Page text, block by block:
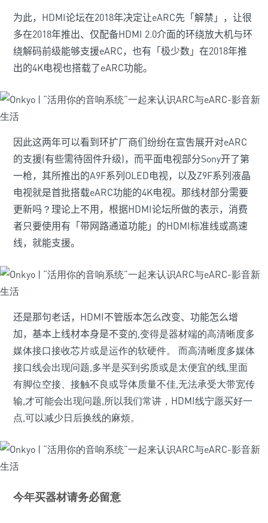
为此， HDMI论坛在2018年决定让eARC先「解禁」，让很
多在2018年推出、仅配备HDMI 2.0介面的环绕放大机与环
绕解码前级能够支援eARC，也有「极少数」在2018年推
出的4K电视也搭载了eARC功能。
因此这两年可以看到环扩厂商们纷纷在宣吿展开对eARC
的支援(有些需待固件升级)，而平面电视部分Sony开了第
一枪，其所推出的A9F系列 OLED电视，以及Z9F系列液晶
电视就是首批搭载eARC功能的4K电视。 那线材部分需要
更新吗 ？ 理论上不用，根据HDMI论坛所做的表示，消费
者只要使用有「带网路通道功能」的HDMI标准线或高速
线，就能支援。
还是那句老话， HDMI不管版本怎么改变、功能怎么增
加，基本上线材本身是不变的,变得是器材端的高清晰度多
媒体接口接收芯片或是运作的软硬件。 而高清晰度多媒体
接口线会出现问题,多半是买到劣质或是太便宜的线,里面
有脚位空接、接触不良或导体质量不佳,无法承受大带宽传
输,才可能会出现问题,所以我们常讲，HDMI线宁愿买好一
点,可以减少日后换线的麻烦。
今年买器材请务必留意